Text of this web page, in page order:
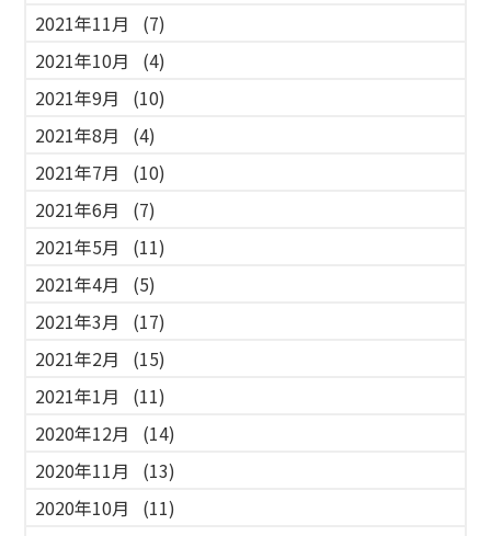
2021年11月
(7)
2021年10月
(4)
2021年9月
(10)
2021年8月
(4)
2021年7月
(10)
2021年6月
(7)
2021年5月
(11)
2021年4月
(5)
2021年3月
(17)
2021年2月
(15)
2021年1月
(11)
2020年12月
(14)
2020年11月
(13)
2020年10月
(11)